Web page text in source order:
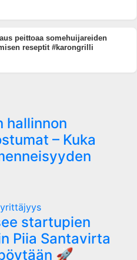
peittoaa somehuijareiden
reseptit #karongrilli
hallinnon
– Kuka
startupien
Piia Santavirta
🚀